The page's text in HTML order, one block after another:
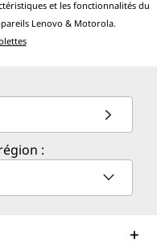
et les fonctionnalités du
Lenovo & Motorola.
: